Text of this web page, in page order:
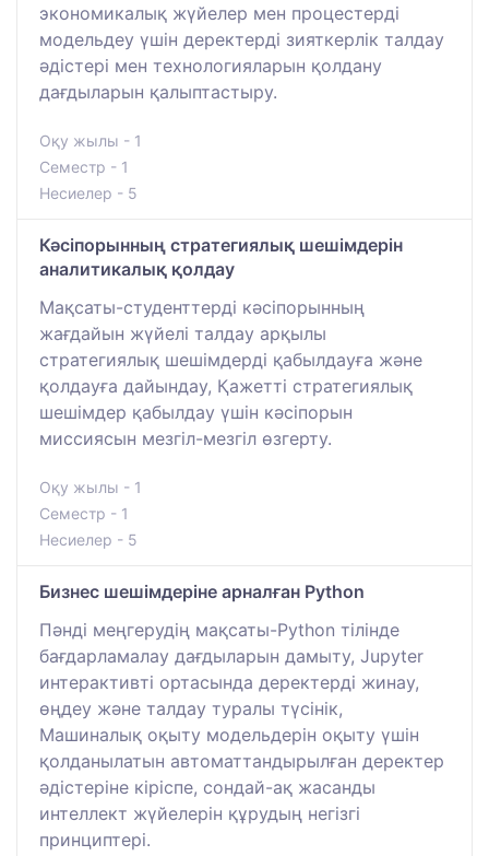
экономикалық жүйелер мен процестерді
модельдеу үшін деректерді зияткерлік талдау
әдістері мен технологияларын қолдану
дағдыларын қалыптастыру.
Оқу жылы - 1
Семестр - 1
Несиелер - 5
Кәсіпорынның стратегиялық шешімдерін
аналитикалық қолдау
Мақсаты-студенттерді кәсіпорынның
жағдайын жүйелі талдау арқылы
стратегиялық шешімдерді қабылдауға және
қолдауға дайындау, Қажетті стратегиялық
шешімдер қабылдау үшін кәсіпорын
миссиясын мезгіл-мезгіл өзгерту.
Оқу жылы - 1
Семестр - 1
Несиелер - 5
Бизнес шешімдеріне арналған Python
Пәнді меңгерудің мақсаты-Python тілінде
бағдарламалау дағдыларын дамыту, Jupyter
интерактивті ортасында деректерді жинау,
өңдеу және талдау туралы түсінік,
Машиналық оқыту модельдерін оқыту үшін
қолданылатын автоматтандырылған деректер
әдістеріне кіріспе, сондай-ақ жасанды
интеллект жүйелерін құрудың негізгі
принциптері.